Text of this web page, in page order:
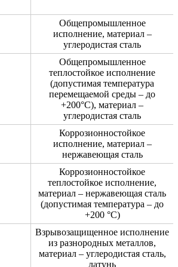
Общепромышленное
исполнение, материал –
углеродистая сталь
Общепромышленное
теплостойкое исполнение
(допустимая температура
перемещаемой среды – до
+200°С), материал –
углеродистая сталь
Коррозионностойкое
исполнение, материал –
нержавеющая сталь
Коррозионностойкое
теплостойкое исполнение,
материал – нержавеющая сталь
(допустимая температура – до
+200 °C)
Взрывозащищенное исполнение
из разнородных металлов,
материал – углеродистая сталь,
латунь